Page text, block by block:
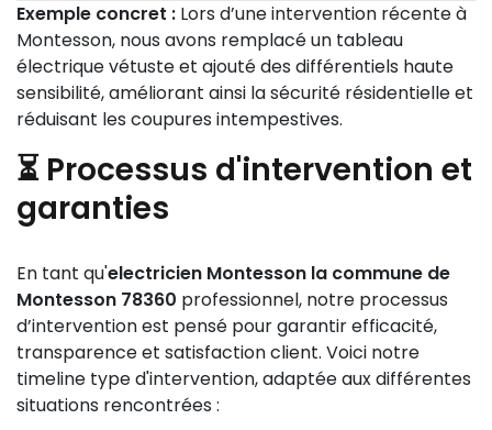
Exemple concret : Lors d’une intervention récente à
Montesson, nous avons remplacé un tableau
électrique vétuste et ajouté des différentiels haute
sensibilité, améliorant ainsi la sécurité résidentielle et
réduisant les coupures intempestives.
⏳ Processus d'intervention et
garanties
En tant qu'electricien Montesson la commune de
Montesson 78360 professionnel, notre processus
d’intervention est pensé pour garantir efficacité,
transparence et satisfaction client. Voici notre
timeline type d'intervention, adaptée aux différentes
situations rencontrées :